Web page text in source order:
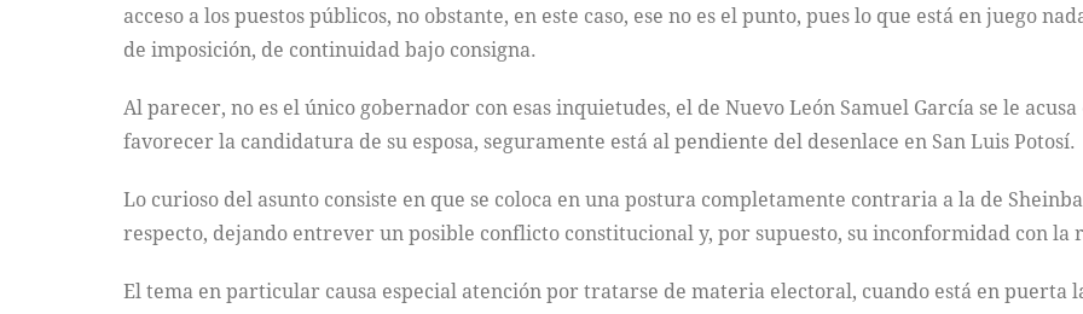
acceso a los puestos públicos, no obstante, en este caso, ese no es el punto, pues lo que está en juego
de imposición, de continuidad bajo consigna.
Al parecer, no es el único gobernador con esas inquietudes, el de Nuevo León Samuel García se le
favorecer la candidatura de su esposa, seguramente está al pendiente del desenlace en San Luis Potosí.
Lo curioso del asunto consiste en que se coloca en una postura completamente contraria a la de
respecto, dejando entrever un posible conflicto constitucional y, por supuesto, su inconformidad con la
El tema en particular causa especial atención por tratarse de materia electoral, cuando está en puerta